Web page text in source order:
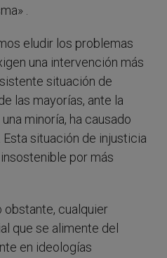
.
eludir los problemas
una intervención más
situación de
las mayorías, ante la
minoría, ha causado
situación de injusticia
por más
obstante, cualquier
que se alimente del
en ideologías